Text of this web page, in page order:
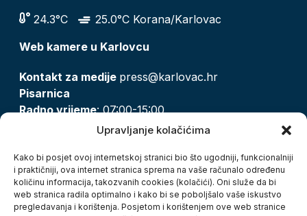
Upravljanje kolačićima
Kako bi posjet ovoj internetskoj stranici bio što ugodniji, funkcionalniji
i praktičniji, ova internet stranica sprema na vaše računalo određenu
količinu informacija, takozvanih cookies (kolačići). Oni služe da bi
web stranica radila optimalno i kako bi se poboljšalo vaše iskustvo
pregledavanja i korištenja. Posjetom i korištenjem ove web stranice
24.3°C
25.0°C Korana/Karlovac
Web kamere u Karlovcu
Kontakt za medije press@karlovac.hr
Pisarnica
Radno vrijeme: 07:00-15:00
pisarnica@karlovac.hr
Zaštita osobnih podataka
Pristup informacijama